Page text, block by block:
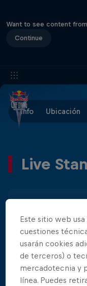
Want to see content
Continue
Info Ubicación
Live
1
Puntos
Este sitio web
cuestiones
usarán cookies
de terceros) o
mercadotecnia y
línea. Puedes